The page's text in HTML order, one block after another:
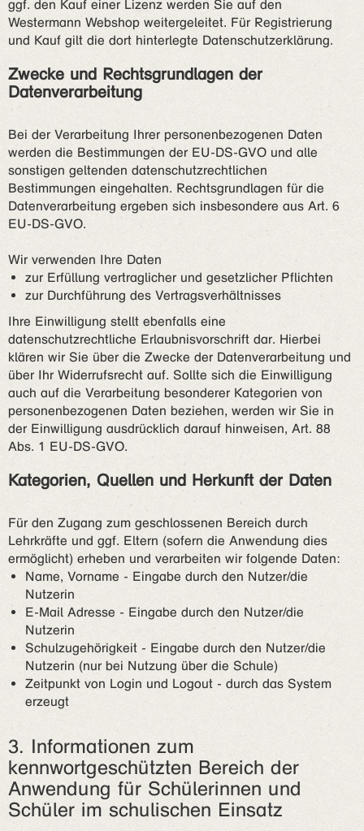
ggf. den Kauf einer Lizenz werden Sie auf den
Westermann Webshop weitergeleitet. Für Registrierung
und Kauf gilt die dort hinterlegte Datenschutzerklärung.
Zwecke und Rechtsgrundlagen der
Datenverarbeitung
Bei der Verarbeitung Ihrer personenbezogenen Daten
werden die Bestimmungen der EU-DS-GVO und alle
sonstigen geltenden datenschutzrechtlichen
Bestimmungen eingehalten. Rechtsgrundlagen für die
Datenverarbeitung ergeben sich insbesondere aus Art. 6
EU-DS-GVO.
Wir verwenden Ihre Daten
zur Erfüllung vertraglicher und gesetzlicher Pflichten
zur Durchführung des Vertragsverhältnisses
Ihre Einwilligung stellt ebenfalls eine
datenschutzrechtliche Erlaubnisvorschrift dar. Hierbei
klären wir Sie über die Zwecke der Datenverarbeitung und
über Ihr Widerrufsrecht auf. Sollte sich die Einwilligung
auch auf die Verarbeitung besonderer Kategorien von
personenbezogenen Daten beziehen, werden wir Sie in
der Einwilligung ausdrücklich darauf hinweisen, Art. 88
Abs. 1 EU-DS-GVO.
Kategorien, Quellen und Herkunft der Daten
Für den Zugang zum geschlossenen Bereich durch
Lehrkräfte und ggf. Eltern (sofern die Anwendung dies
ermöglicht) erheben und verarbeiten wir folgende Daten:
Name, Vorname - Eingabe durch den Nutzer/die
Nutzerin
E-Mail Adresse - Eingabe durch den Nutzer/die
Nutzerin
Schulzugehörigkeit - Eingabe durch den Nutzer/die
Nutzerin (nur bei Nutzung über die Schule)
Zeitpunkt von Login und Logout - durch das System
erzeugt
3. Informationen zum
kennwortgeschützten Bereich der
Anwendung für Schülerinnen und
Schüler im schulischen Einsatz